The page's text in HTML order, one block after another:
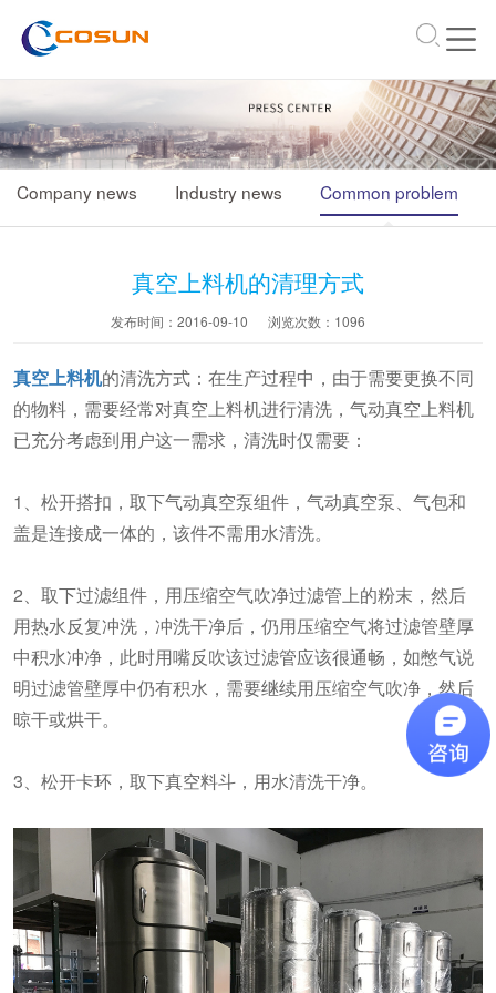
Company news Industry news Common problem
真空上料机的清理方式
发布时间：2016-09-10 浏览次数： 1096
真空上料机的清洗方式：在生产过程中，由于需要更换不同
的物料，需要经常对真空上料机进行清洗，气动真空上料机
已充分考虑到用户这一需求，清洗时仅需要：
1、松开搭扣，取下气动真空泵组件，气动真空泵、气包和
盖是连接成一体的，该件不需用水清洗。
2、取下过滤组件，用压缩空气吹净过滤管上的粉末，然后
用热水反复冲洗，冲洗干净后，仍用压缩空气将过滤管壁厚
中积水冲净，此时用嘴反吹该过滤管应该很通畅，如憋气说
明过滤管壁厚中仍有积水，需要继续用压缩空气吹净，然后
晾干或烘干。
3、松开卡环，取下真空料斗，用水清洗干净。